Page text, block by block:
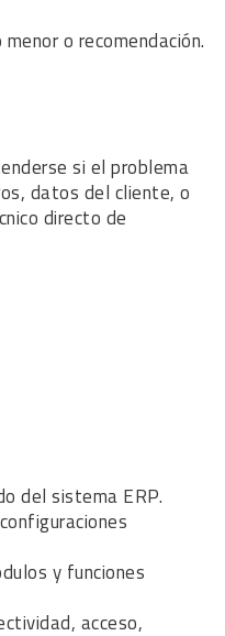
o recomendación.
si el problema
datos del cliente, o
directo de
del sistema ERP.
y funciones
acceso,